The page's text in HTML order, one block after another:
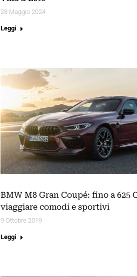
28 Maggio 2024
Leggi
BMW M8 Gran Coupé: fino a 625
viaggiare comodi e sportivi
9 Ottobre 2019
Leggi